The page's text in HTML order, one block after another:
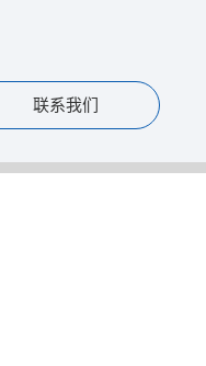
联系我们